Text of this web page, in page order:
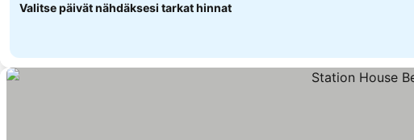
Valitse päivät nähdäksesi tarkat hinnat